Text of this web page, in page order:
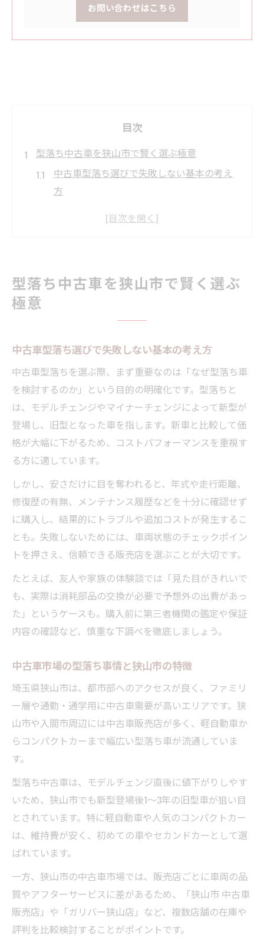
お問い合わせはこちら
目次
型落ち中古車を狭山市で賢く選ぶ極意
中古車型落ち選びで失敗しない基本の考え
方
ト
中古車購入で後悔しないための着眼点
行距離
買ってはいけない中古車の特徴と狭山市で
の注意
中古車型落ち選びで見逃せない修復歴の重
要性
中古車型落ちの維持費と将来のコストを知
る
中古車購入時に確認すべき装備や整備履歴
とは
納得感重視なら型落ち中古車が有利な理由
型落ち中古車がコスパを高める理由を解説
中古車型落ちで得られる新車にはない満足
感
中古車型落ちは価格と状態バランスが魅力
型落ち中古車が長く乗れる選択肢になる理
由
ット
狭山市の中古車探しで重視すべきこと
狭山市で中古車型落ちを探す最適なタイミ
ング
中古車販売店選びで見るべき型落ち在庫状
狭山市の中古車市場で比較すべきポイント
中古車型落ちを選ぶ際のアフターサービス
重視
現地で中古車型落ちを見学する際の注意点
中古車型落ちでコスパを最大化する選び方
中古車型落ちの値引き交渉を成功させるコ
型落ち中古車を狭山市で賢く選ぶ
極意
中古車型落ち選びで失敗しない基本の考え方
中古車型落ちを選ぶ際、まず重要なのは「なぜ型落ち車
を検討するのか」という目的の明確化です。型落ちと
は、モデルチェンジやマイナーチェンジによって新型が
登場し、旧型となった車を指します。新車と比較して価
格が大幅に下がるため、コストパフォーマンスを重視す
る方に適しています。
しかし、安さだけに目を奪われると、年式や走行距離、
修復歴の有無、メンテナンス履歴などを十分に確認せず
に購入し、結果的にトラブルや追加コストが発生するこ
とも。失敗しないためには、車両状態のチェックポイン
トを押さえ、信頼できる販売店を選ぶことが大切です。
たとえば、友人や家族の体験談では「見た目がきれいで
も、実際は消耗部品の交換が必要で予想外の出費があっ
た」というケースも。購入前に第三者機関の鑑定や保証
内容の確認など、慎重な下調べを徹底しましょう。
中古車市場の型落ち事情と狭山市の特徴
埼玉県狭山市は、都市部へのアクセスが良く、ファミリ
ー層や通勤・通学用に中古車需要が高いエリアです。狭
山市や入間市周辺には中古車販売店が多く、軽自動車か
らコンパクトカーまで幅広い型落ち車が流通していま
す。
型落ち中古車は、モデルチェンジ直後に値下がりしやす
いため、狭山市でも新型登場後1〜3年の旧型車が狙い目
とされています。特に軽自動車や人気のコンパクトカー
は、維持費が安く、初めての車やセカンドカーとして選
ばれています。
一方、狭山市の中古車市場では、販売店ごとに車両の品
質やアフターサービスに差があるため、「狭山市 中古車
販売店」や「ガリバー狭山店」など、複数店舗の在庫や
評判を比較検討することがポイントです。